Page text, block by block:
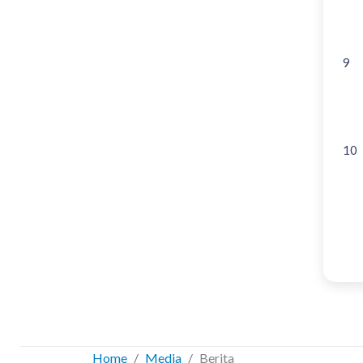
9
10
Home Media Berita